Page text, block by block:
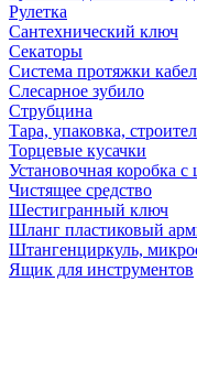
Рулетка
Сантехнический ключ
Секаторы
Система протяжки
Слесарное зубило
Струбцина
Тара, упаковка,
Торцевые кусачки
Установочная коробка
Чистящее средство
Шестигранный ключ
Шланг пластиковый
Штангенциркуль,
Ящик для инструментов